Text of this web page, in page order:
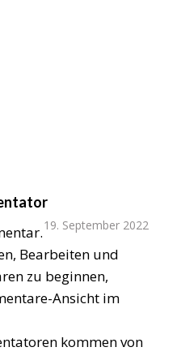
19. September 2022
Bearbeiten und
zu beginnen,
Ansicht im
kommen von